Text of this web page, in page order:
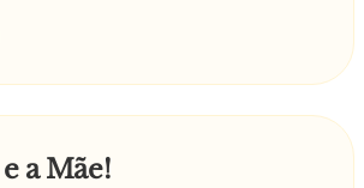
galos na cabeça. Diz o leão:
não sabes, escusas de ficar
a Mãe!